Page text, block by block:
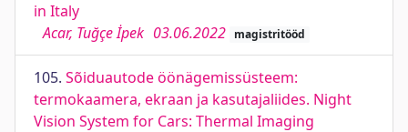
in Italy
Acar, Tuğçe İpek 03.06.2022 magistritööd
105. Sõiduautode öönägemissüsteem:
termokaamera, ekraan ja kasutajaliides. Night
Vision System for Cars: Thermal Imaging